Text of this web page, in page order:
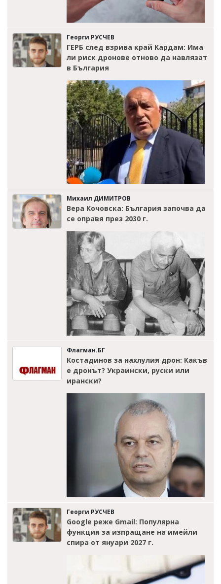
Георги РУСЧЕВ
ГЕРБ след взрива край Кардам: Има
ли риск дронове отново да навлязат
в България
Михаил ДИМИТРОВ
Вера Кочовска: България започва да
се оправя през 2030 г.
Флагман.БГ
Костадинов за нахлулия дрон: Какъв
е дронът? Украински, руски или
ирански?
Георги РУСЧЕВ
Google реже Gmail: Популярна
функция за изпращане на имейли
спира от януари 2027 г.